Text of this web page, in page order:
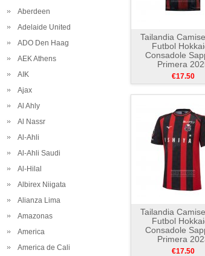
Aberdeen
Adelaide United
ADO Den Haag
AEK Athens
AIK
Ajax
Al Ahly
Al Nassr
Al-Ahli
Al-Ahli Saudi
Al-Hilal
Albirex Niigata
Alianza Lima
Amazonas
America
America de Cali
Tailandia
Futbol
Consadole
Primera
€17.50
Tailandia
Futbol
Consadole
Primera
€17.50